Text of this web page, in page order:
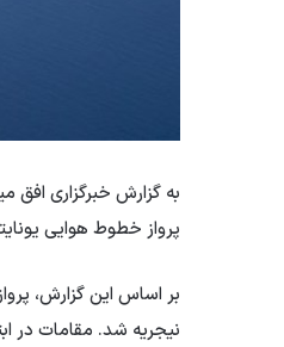
به گزارش خبرگزاری افق
پرواز خطوط هوایی یونایتد از این کشور به
نیجریه شد. مقامات در